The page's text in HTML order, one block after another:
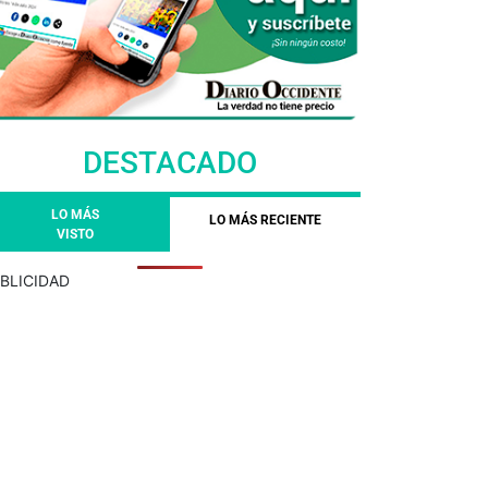
DESTACADO
LO MÁS
VISTO
LO MÁS RECIENTE